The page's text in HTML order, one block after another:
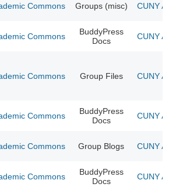
Commons Groups (misc) CUNY
Commons
BuddyPress
Docs
CUNY
Commons Group Files CUNY
Commons
BuddyPress
Docs
CUNY
Commons Group Blogs CUNY
Commons
BuddyPress
Docs
CUNY